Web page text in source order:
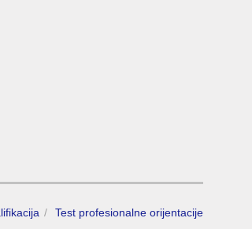
Test profesionalne orijentacije